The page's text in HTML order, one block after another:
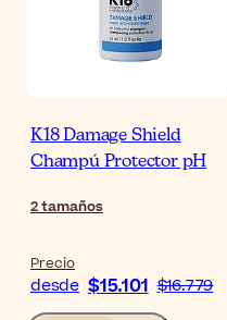
K18 Damage Shield
Champú Protector pH
2tamaños
Precio
desde $15.101 $16.779